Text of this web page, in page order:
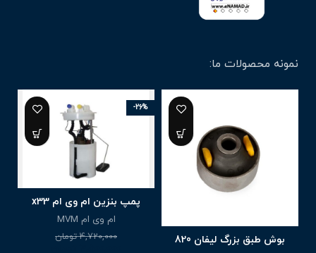
نمونه محصولات ما:
بوش طبق بزرگ لیفان 820
-26%
پمپ بنزین ام وی ام x33
ام وی ام MVM
4,720,000 تومان